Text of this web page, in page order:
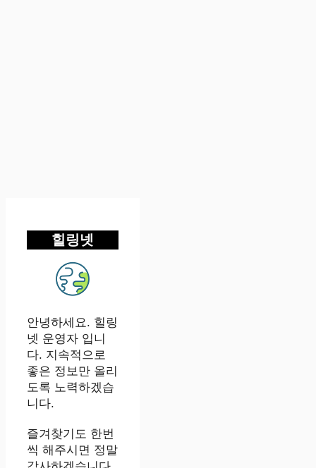
힐링넷
안녕하세요. 힐링
넷 운영자 입니
다. 지속적으로
좋은 정보만 올리
도록 노력하겠습
니다.
즐겨찾기도 한번
씩 해주시면 정말